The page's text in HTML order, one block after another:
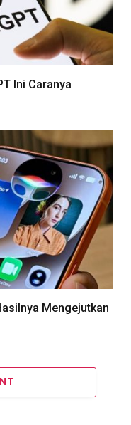
Ini Caranya
Mengejutkan